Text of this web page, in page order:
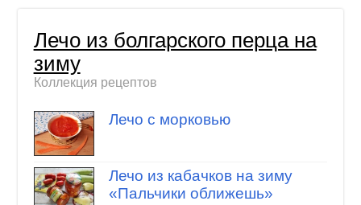
Лечо из болгарского перца на
зиму
Коллекция рецептов
Лечо с морковью
Лечо из кабачков на зиму
«Пальчики оближешь»